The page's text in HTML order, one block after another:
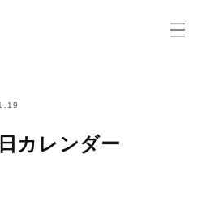
カレンダー